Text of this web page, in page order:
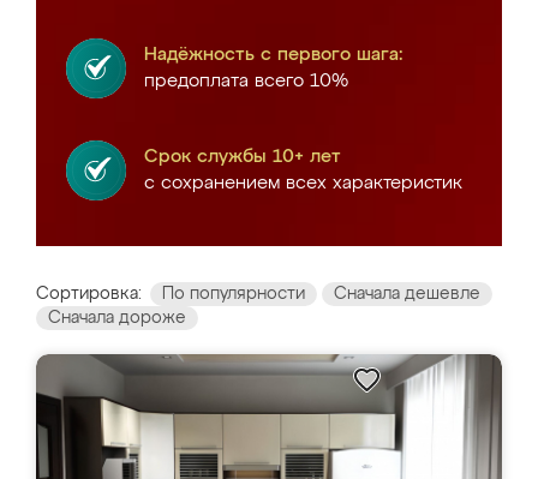
Надёжность с первого шага:
предоплата всего 10%
Срок службы 10+ лет
с сохранением всех характеристик
Сортировка: По популярности
Сначала дешевле
Сначала дороже